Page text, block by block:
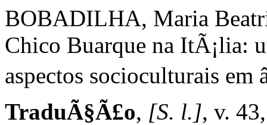
BOBADILHA, Maria
Chico Buarque na ItÃ¡lia:
aspectos socioculturais em
TraduÃ§Ã£o, [S. l.], v.